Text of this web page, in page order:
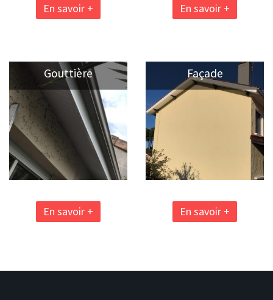
En savoir + En savoir +
Gouttière
En savoir +
Façade
En savoir +